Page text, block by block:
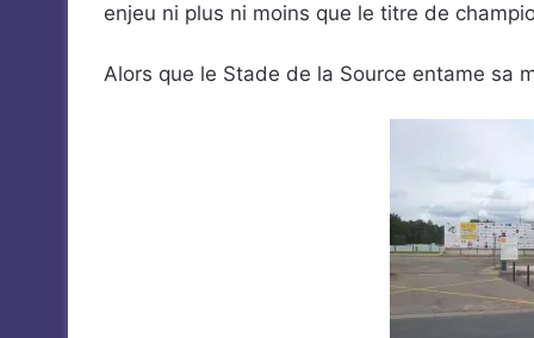
enjeu ni plus ni moins que le titre de
Alors que le Stade de la Source entame sa